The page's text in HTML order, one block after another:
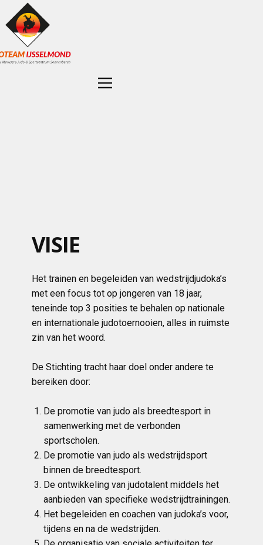
VISIE
Het trainen en begeleiden van wedstrijdjudoka’s
met een focus tot op jongeren van 18 jaar,
teneinde top 3 posities te behalen op nationale
en internationale judotoernooien, alles in ruimste
zin van het woord.
De Stichting tracht haar doel onder andere te
bereiken door:
De promotie van judo als breedtesport in
samenwerking met de verbonden
sportscholen.
De promotie van judo als wedstrijdsport
binnen de breedtesport.
De ontwikkeling van judotalent middels het
aanbieden van specifieke wedstrijdtrainingen.
Het begeleiden en coachen van judoka’s voor,
tijdens en na de wedstrijden.